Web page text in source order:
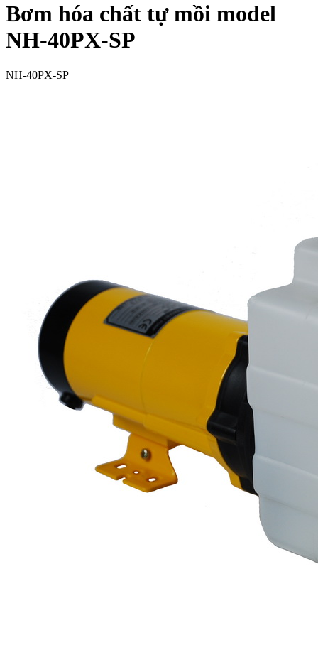
Bơm hóa chất tự mồi model
NH-40PX-SP
NH-40PX-SP